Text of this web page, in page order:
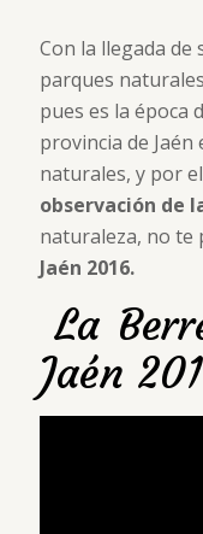
Con la llegada
parques
pues es la época
provincia de Jaén
naturales, y por
observación de
naturaleza, no te
Jaén 2016.
La
Jaén